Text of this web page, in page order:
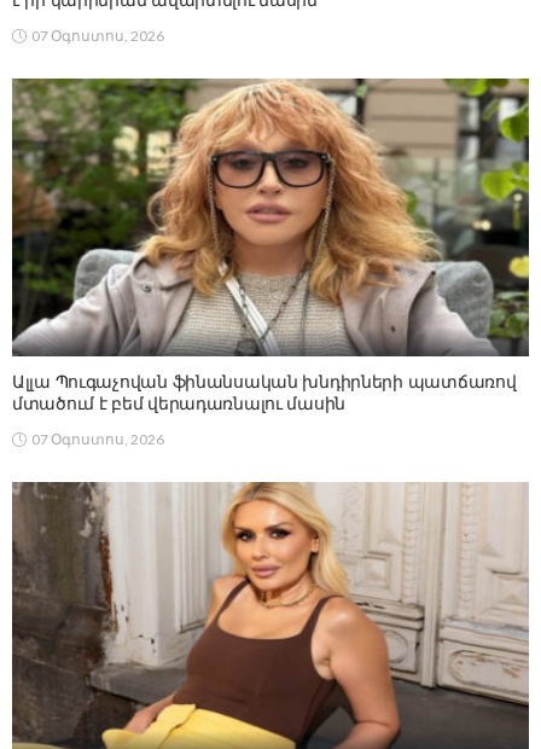
07 Օգոստոս, 2026
Ալլա Պուգաչովան ֆինանսական խնդիրների պատճառով
մտածում է բեմ վերադառնալու մասին
07 Օգոստոս, 2026